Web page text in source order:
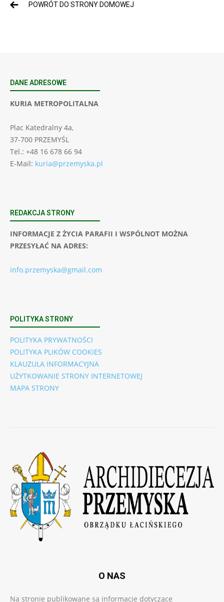
POWRÓT DO STRONY DOMOWEJ
DANE ADRESOWE
KURIA METROPOLITALNA
Plac Katedralny 4a,
37-700 PRZEMYŚL
Tel.: +48 16 678 66 94
E-Mail: kuria@przemyska.pl
REDAKCJA STRONY
INFORMACJE Z ŻYCIA PARAFII I WSPÓLNOT MOŻNA
PRZESYŁAĆ NA ADRES:
info.przemyska@gmail.com
POLITYKA STRONY
POLITYKA PRYWATNOŚCI
POLITYKA PLIKÓW COOKIES
KLAUZULA INFORMACYJNA
UŻYTKOWANIE STRONY INTERNETOWEJ
MAPA STRONY
O NAS
Na stronie publikowane są informacje dotyczące